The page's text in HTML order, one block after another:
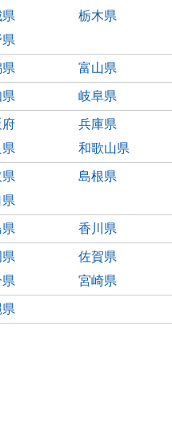
県
栃木県
県
県 富山県
県 岐阜県
府
兵庫県
県
和歌山県
県
島根県
県
県 香川県
県
佐賀県
県
宮崎県
県